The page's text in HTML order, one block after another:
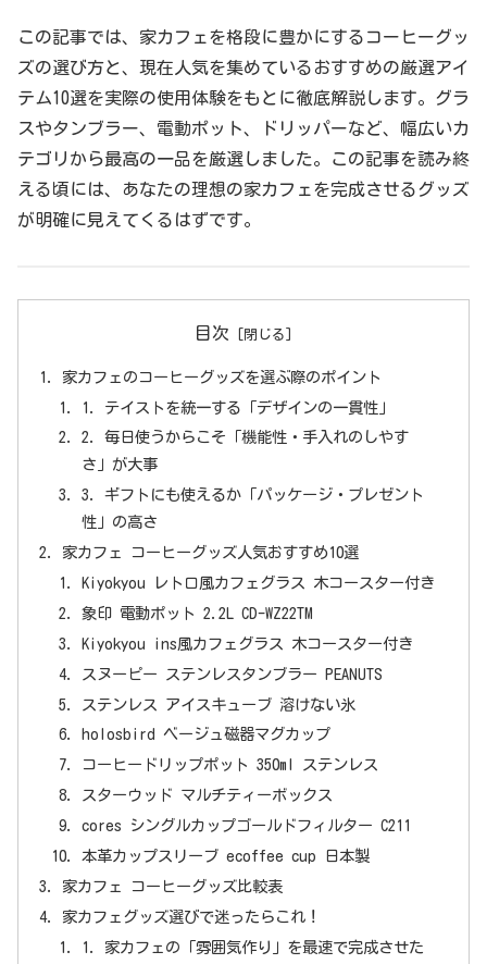
この記事では、家カフェを格段に豊かにするコーヒーグッ
ズの選び方と、現在人気を集めているおすすめの厳選アイ
テム10選を実際の使用体験をもとに徹底解説します。グラ
スやタンブラー、電動ポット、ドリッパーなど、幅広いカ
テゴリから最高の一品を厳選しました。この記事を読み終
える頃には、あなたの理想の家カフェを完成させるグッズ
が明確に見えてくるはずです。
目次
家カフェのコーヒーグッズを選ぶ際のポイント
1. テイストを統一する「デザインの一貫性」
2. 毎日使うからこそ「機能性・手入れのしやす
さ」が大事
3. ギフトにも使えるか「パッケージ・プレゼント
性」の高さ
家カフェ コーヒーグッズ人気おすすめ10選
Kiyokyou レトロ風カフェグラス 木コースター付き
象印 電動ポット 2.2L CD-WZ22TM
Kiyokyou ins風カフェグラス 木コースター付き
スヌーピー ステンレスタンブラー PEANUTS
ステンレス アイスキューブ 溶けない氷
holosbird ベージュ磁器マグカップ
コーヒードリップポット 350ml ステンレス
スターウッド マルチティーボックス
cores シングルカップゴールドフィルター C211
本革カップスリーブ ecoffee cup 日本製
家カフェ コーヒーグッズ比較表
家カフェグッズ選びで迷ったらこれ！
1. 家カフェの「雰囲気作り」を最速で完成させた